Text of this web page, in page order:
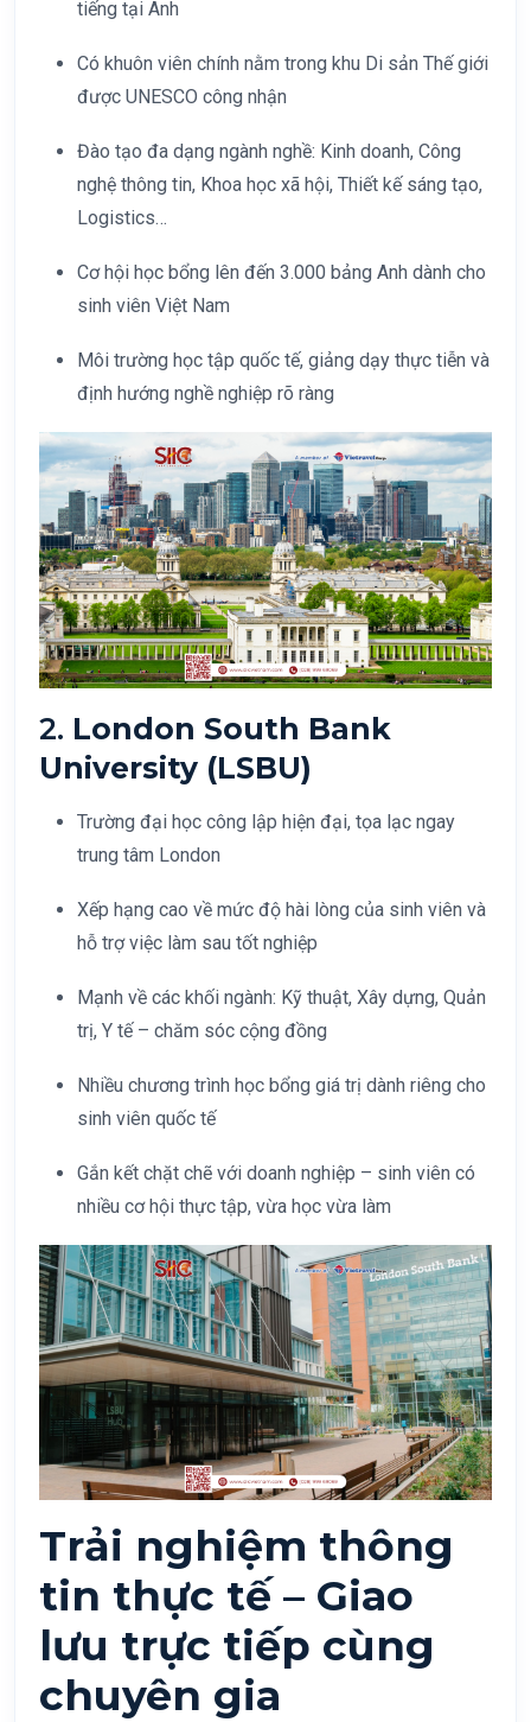
tiếng tại Anh
Có khuôn viên chính nằm trong khu Di sản Thế giới
được UNESCO công nhận
Đào tạo đa dạng ngành nghề: Kinh doanh, Công
nghệ thông tin, Khoa học xã hội, Thiết kế sáng tạo,
Logistics…
Cơ hội học bổng lên đến 3.000 bảng Anh dành cho
sinh viên Việt Nam
Môi trường học tập quốc tế, giảng dạy thực tiễn và
định hướng nghề nghiệp rõ ràng
2. London South Bank
University (LSBU)
Trường đại học công lập hiện đại, tọa lạc ngay
trung tâm London
Xếp hạng cao về mức độ hài lòng của sinh viên và
hỗ trợ việc làm sau tốt nghiệp
Mạnh về các khối ngành: Kỹ thuật, Xây dựng, Quản
trị, Y tế – chăm sóc cộng đồng
Nhiều chương trình học bổng giá trị dành riêng cho
sinh viên quốc tế
Gắn kết chặt chẽ với doanh nghiệp – sinh viên có
nhiều cơ hội thực tập, vừa học vừa làm
Trải nghiệm thông
tin thực tế – Giao
lưu trực tiếp cùng
chuyên gia